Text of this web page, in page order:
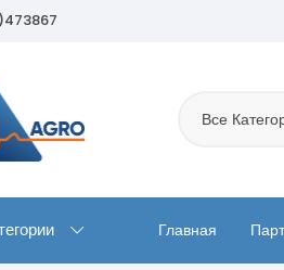
Все
Главная